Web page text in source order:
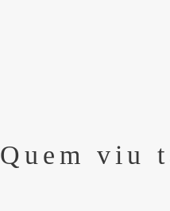
Quem viu